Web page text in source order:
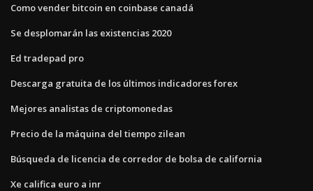
Como vender bitcoin en coinbase canadá
Se desplomarán las existencias 2020
Ed tradepad pro
Descarga gratuita de los últimos indicadores forex
Mejores analistas de criptomonedas
Precio de la máquina del tiempo zilean
Búsqueda de licencia de corredor de bolsa de california
Xe califica euro a inr